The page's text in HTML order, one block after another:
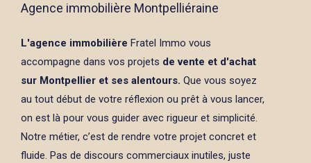
Agence immobilière Montpelliéraine
L'agence immobilière Fratel Immo vous
accompagne dans vos projets de vente et d'achat
sur Montpellier et ses alentours. Que vous soyez
au tout début de votre réflexion ou prêt à vous lancer,
on est là pour vous guider avec rigueur et simplicité.
Notre métier, c’est de rendre votre projet concret et
fluide. Pas de discours commerciaux inutiles, juste